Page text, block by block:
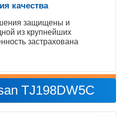
качества
защищены и
из крупнейших
застрахована
TJ198DW5C